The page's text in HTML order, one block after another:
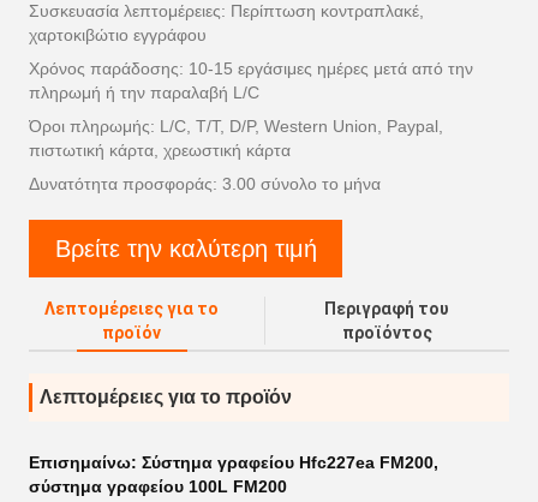
Συσκευασία λεπτομέρειες: Περίπτωση κοντραπλακέ,
χαρτοκιβώτιο εγγράφου
Χρόνος παράδοσης: 10-15 εργάσιμες ημέρες μετά από την
πληρωμή ή την παραλαβή L/C
Όροι πληρωμής: L/C, T/T, D/P, Western Union, Paypal,
πιστωτική κάρτα, χρεωστική κάρτα
Δυνατότητα προσφοράς: 3.00 σύνολο το μήνα
Βρείτε την καλύτερη τιμή
Λεπτομέρειες για το
προϊόν
Περιγραφή του
προϊόντος
Λεπτομέρειες για το προϊόν
Επισημαίνω: Σύστημα γραφείου Hfc227ea FM200,
σύστημα γραφείου 100L FM200